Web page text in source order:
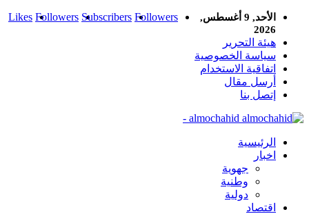
Likes Followers Subscribers Followers
الأحد, 9 أغسطس,
2026
هيئة التحرير
سياسة الخصوصية
اتفاقية الاستخدام
أرسل مقال
إتصل بنا
almochahid -
الرئيسية
اخبار
جهوية
وطنية
دولية
اقتصاد